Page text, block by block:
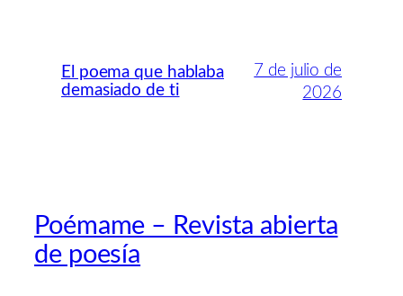
El poema que hablaba
demasiado de ti
7 de julio de
2026
Poémame – Revista abierta
de poesía